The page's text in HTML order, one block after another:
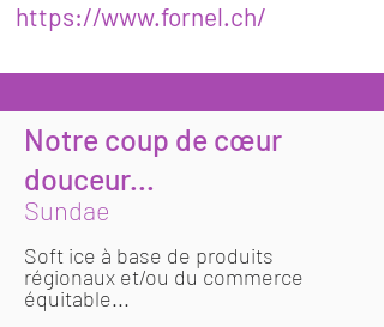
https://www.fornel.ch/
Notre coup de cœur
douceur...
Sundae
Soft ice à base de produits
régionaux et/ou du commerce
équitable...